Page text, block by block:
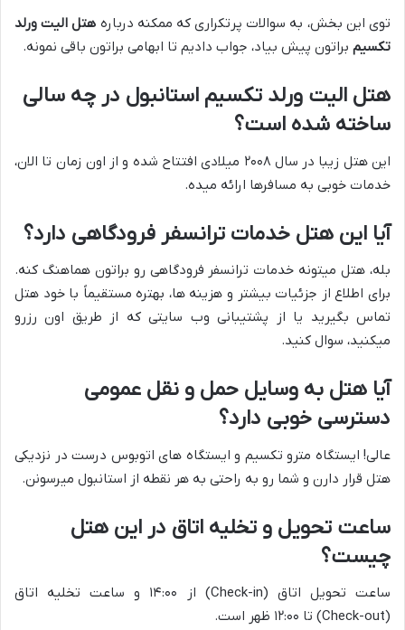
توی این بخش، به سوالات پرتکراری که ممکنه درباره هتل الیت ورلد
تکسیم براتون پیش بیاد، جواب دادیم تا ابهامی براتون باقی نمونه.
هتل الیت ورلد تکسیم استانبول در چه سالی
ساخته شده است؟
این هتل زیبا در سال ۲۰۰۸ میلادی افتتاح شده و از اون زمان تا الان،
خدمات خوبی به مسافرها ارائه میده.
آیا این هتل خدمات ترانسفر فرودگاهی دارد؟
بله، هتل میتونه خدمات ترانسفر فرودگاهی رو براتون هماهنگ کنه.
برای اطلاع از جزئیات بیشتر و هزینه ها، بهتره مستقیماً با خود هتل
تماس بگیرید یا از پشتیبانی وب سایتی که از طریق اون رزرو
میکنید، سوال کنید.
آیا هتل به وسایل حمل و نقل عمومی
دسترسی خوبی دارد؟
عالی! ایستگاه مترو تکسیم و ایستگاه های اتوبوس درست در نزدیکی
هتل قرار دارن و شما رو به راحتی به هر نقطه از استانبول میرسونن.
ساعت تحویل و تخلیه اتاق در این هتل
چیست؟
ساعت تحویل اتاق (Check-in) از ۱۴:۰۰ و ساعت تخلیه اتاق
(Check-out) تا ۱۲:۰۰ ظهر است.